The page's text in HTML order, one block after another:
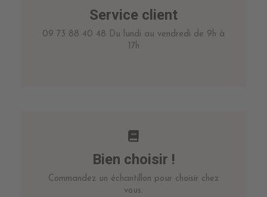
Service client
09 73 88 40 48 Du lundi au vendredi de 9h à
17h
Bien choisir !
Commandez un échantillon pour choisir chez
vous.